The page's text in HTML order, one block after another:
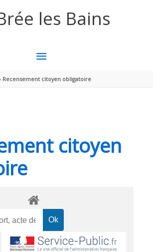
les Bains
MENU
PRINCIPAL
Recensement citoyen obligatoire
citoyen